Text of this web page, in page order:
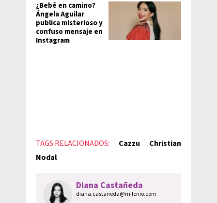
¿Bebé en camino?
Ángela Aguilar
publica misterioso y
confuso mensaje en
Instagram
TAGS RELACIONADOS: Cazzu
Christian
Nodal
Diana Castañeda
diana.castaneda@milenio.com